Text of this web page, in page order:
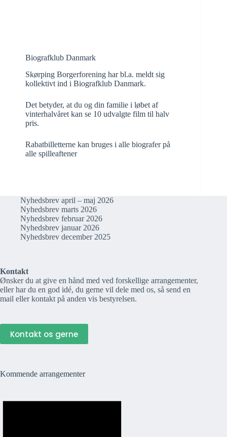
Biografklub Danmark
Skørping Borgerforening har bl.a. meldt sig
kollektivt ind i Biografklub Danmark.
Det betyder, at du og din familie i løbet af
vinterhalvåret kan se 10 udvalgte film til halv
pris.
Rabatbilletterne kan bruges i alle biografer på
alle spilleaftener
Nyhedsbrev april – maj 2026
Nyhedsbrev marts 2026
Nyhedsbrev februar 2026
Nyhedsbrev januar 2026
Nyhedsbrev december 2025
Kontakt
Ønsker du at give en hånd med ved forskellige arrangementer,
eller har du en god idé, du gerne vil dele med os, så send en
mail eller kontakt på anden vis bestyrelsen.
Kontakt os gerne
Kommende arrangementer